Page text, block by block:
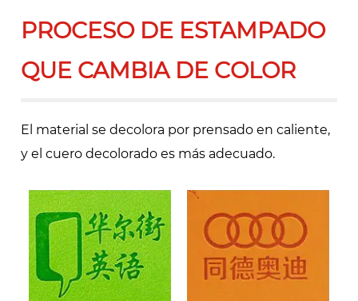
PROCESO DE ESTAMPADO
QUE CAMBIA DE COLOR
El material se decolora por prensado en caliente,
y el cuero decolorado es más adecuado.